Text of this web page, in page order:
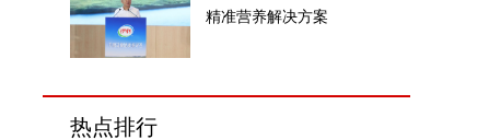
精准营养解决方案
热点排行